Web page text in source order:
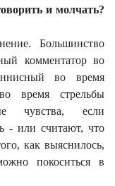
и молчать?
Большинство
комментатор во
во время
время стрельбы
чувства, если
- или считают, что
как выяснилось,
покоситься в